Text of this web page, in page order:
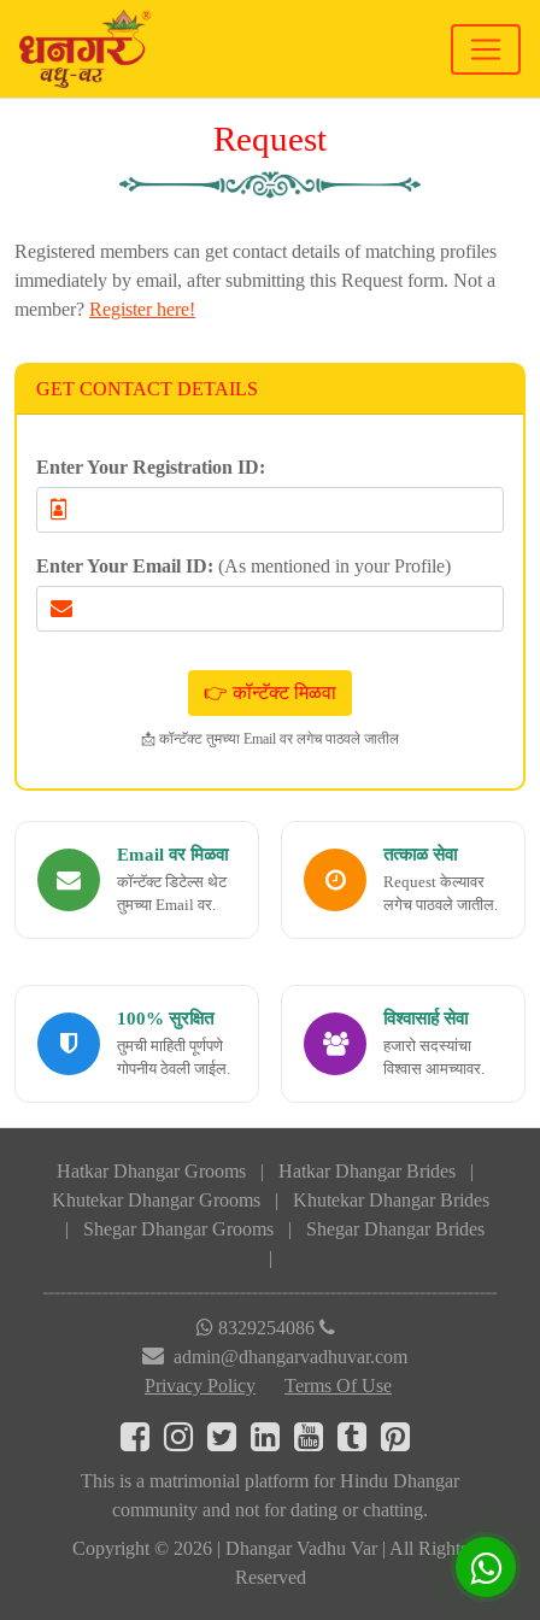
Request
Registered members can get contact details of matching profiles
immediately by email, after submitting this Request form. Not a
member? Register here!
GET CONTACT DETAILS
Enter Your Registration ID:
Enter Your Email ID: (As mentioned in your Profile)
📩 कॉन्टॅक्ट तुमच्या Email वर लगेच पाठवले जातील
Email वर मिळवा
कॉन्टॅक्ट डिटेल्स थेट
तुमच्या Email वर.
तत्काळ सेवा
Request केल्यावर
लगेच पाठवले जातील.
100% सुरक्षित
तुमची माहिती पूर्णपणे
गोपनीय ठेवली जाईल.
विश्वासार्ह सेवा
हजारो सदस्यांचा
विश्वास आमच्यावर.
Hatkar Dhangar Grooms | Hatkar Dhangar Brides
|
Khutekar Dhangar Grooms
|
Khutekar Dhangar Brides
|
Shegar Dhangar Grooms |
Shegar Dhangar Brides
|
8329254086
admin@dhangarvadhuvar.com
Privacy Policy
Terms Of Use
This is a matrimonial platform for Hindu Dhangar
community and not for dating or chatting.
Copyright © 2026 | Dhangar Vadhu Var | All Rights
Reserved